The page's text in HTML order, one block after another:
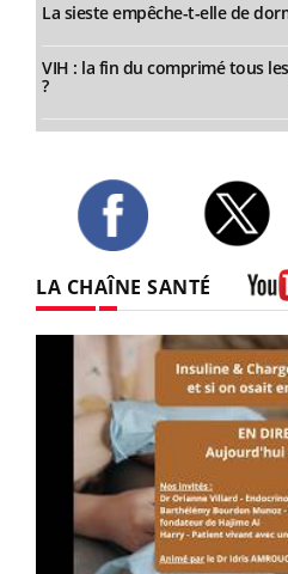
La sieste empêche-t-elle de
VIH : la fin du comprimé tous
?
LA CHAÎNE SANTÉ